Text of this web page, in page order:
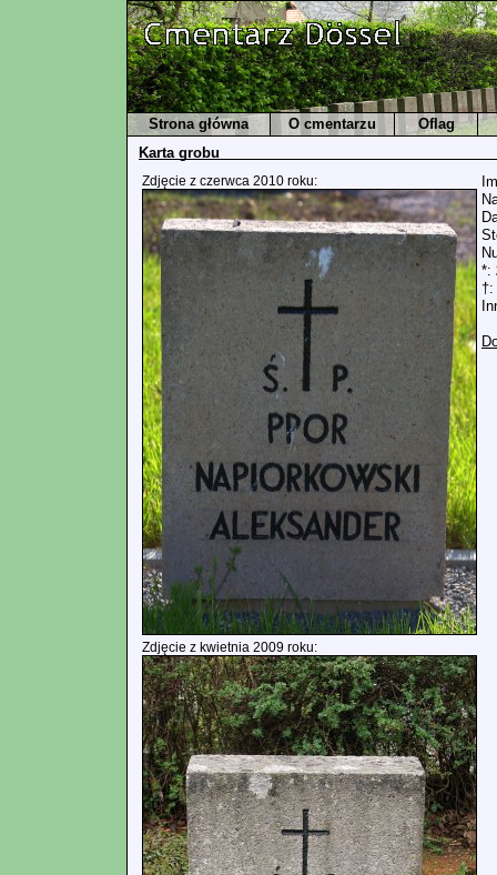
Strona główna O cmentarzu
Oflag
Karta grobu
Zdjęcie z czerwca 2010 roku:
*:
†:
Zdjęcie z kwietnia 2009 roku: